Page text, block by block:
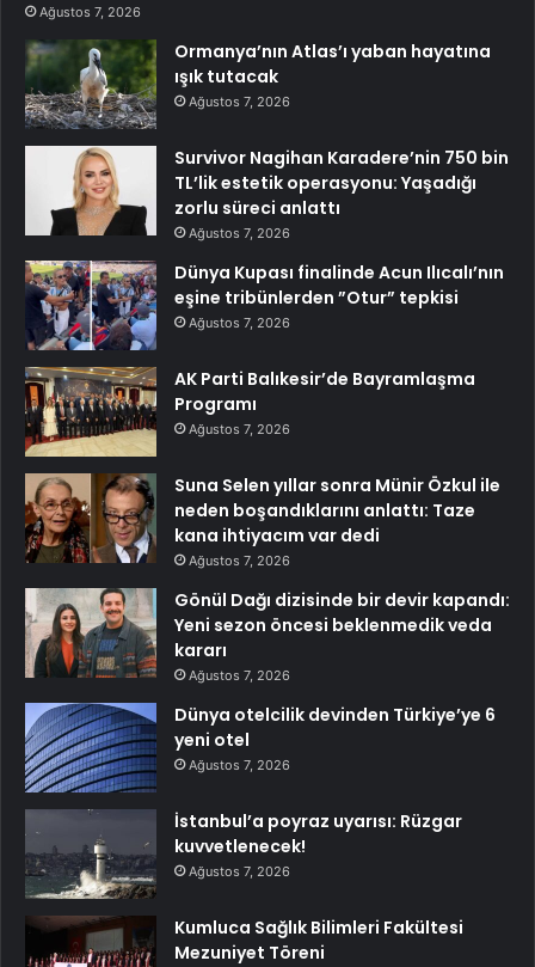
Ağustos 7, 2026
Ormanya’nın Atlas’ı yaban hayatına
ışık tutacak
Ağustos 7, 2026
Survivor Nagihan Karadere’nin 750 bin
TL’lik estetik operasyonu: Yaşadığı
zorlu süreci anlattı
Ağustos 7, 2026
Dünya Kupası finalinde Acun Ilıcalı’nın
eşine tribünlerden ”Otur” tepkisi
Ağustos 7, 2026
AK Parti Balıkesir’de Bayramlaşma
Programı
Ağustos 7, 2026
Suna Selen yıllar sonra Münir Özkul ile
neden boşandıklarını anlattı: Taze
kana ihtiyacım var dedi
Ağustos 7, 2026
Gönül Dağı dizisinde bir devir kapandı:
Yeni sezon öncesi beklenmedik veda
kararı
Ağustos 7, 2026
Dünya otelcilik devinden Türkiye’ye 6
yeni otel
Ağustos 7, 2026
İstanbul’a poyraz uyarısı: Rüzgar
kuvvetlenecek!
Ağustos 7, 2026
Kumluca Sağlık Bilimleri Fakültesi
Mezuniyet Töreni